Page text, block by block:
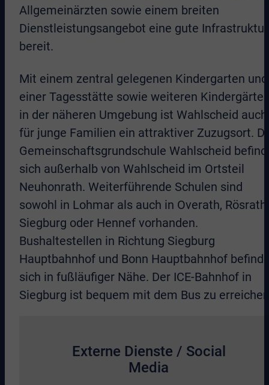
Allgemeinärzten sowie einem breiten
Dienstleistungsangebot eine gute Infrastruktur
bereit.
Mit einem zentral gelegenen Kindergarten und
einer Tagesstätte sowie weiteren
in der näheren Umgebung ist Wahlscheid auch
für junge Familien ein attraktiver Zuzugsort.
Gemeinschaftsgrundschule Wahlscheid
sich außerhalb von Wahlscheid im Ortsteil
Neuhonrath. Weiterführende Schulen sind
sowohl in Lohmar als auch in Overath, Rösrath,
Siegburg oder Hennef vorhanden.
Bushaltestellen in Richtung Siegburg
Hauptbahnhof und Bonn Hauptbahnhof
sich in fußläufiger Nähe. Der ICE-Bahnhof in
Siegburg ist bequem mit dem Bus zu
Externe Dienste / Social
Media